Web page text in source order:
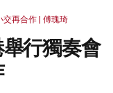
交再合作 | 傅瑰琦
行獨奏會